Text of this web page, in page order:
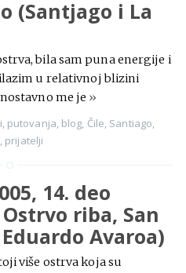
(Santjago i La
bila sam puna energije i
u relativnoj blizini
me je »
putovanja blog Čile Santiago
prijatelji
14. deo
riba, San
Avaroa)
više ostrva koja su